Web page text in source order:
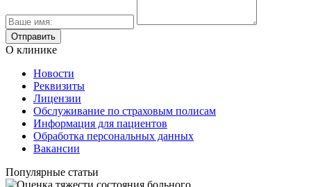
О клинике
Новости
Реквизиты
Лицензии
Обслуживание по страховым полисам
Информация для пациентов
Обработка персональных данных
Вакансии
Популярные статьи